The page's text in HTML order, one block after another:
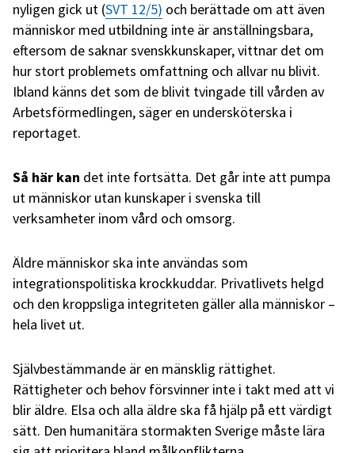
nyligen gick ut (SVT 12/5) och berättade om att även
människor med utbildning inte är anställningsbara,
eftersom de saknar svenskkunskaper, vittnar det om
hur stort problemets omfattning och allvar nu blivit.
Ibland känns det som de blivit tvingade till vården av
Arbetsförmedlingen, säger en undersköterska i
reportaget.
Så här kan det inte fortsätta. Det går inte att pumpa
ut människor utan kunskaper i svenska till
verksamheter inom vård och omsorg.
Äldre människor ska inte användas som
integrationspolitiska krockkuddar. Privatlivets helgd
och den kroppsliga integriteten gäller alla människor –
hela livet ut.
Självbestämmande är en mänsklig rättighet.
Rättigheter och behov försvinner inte i takt med att vi
blir äldre. Elsa och alla äldre ska få hjälp på ett värdigt
sätt. Den humanitära stormakten Sverige måste lära